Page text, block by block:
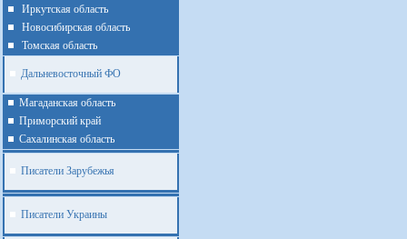
Иркутская область
Новосибирская область
Томская область
Дальневосточный ФО
Магаданская область
Приморский край
Cахалинская область
Писатели Зарубежья
Писатели Украины